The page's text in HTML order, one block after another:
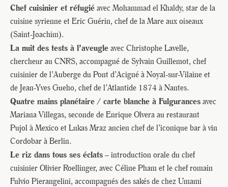
Chef cuisinier et réfugié avec Mohammad el Khaldy, star de la
cuisine syrienne et Eric Guérin, chef de la Mare aux oiseaux
(Saint-Joachim).
La nuit des tests à l’aveugle avec Christophe Lavelle,
chercheur au CNRS, accompagné de Sylvain Guillemot, chef
cuisinier de l’Auberge du Pont d’Acigné à Noyal-sur-Vilaine et
de Jean-Yves Gueho, chef de l’Atlantide 1874 à Nantes.
Quatre mains planétaire / carte blanche à Fulgurances avec
Mariana Villegas, seconde de Enrique Olvera au restaurant
Pujol à Mexico et Lukas Mraz ancien chef de l’iconique bar à vin
Cordobar à Berlin.
Le riz dans tous ses éclats – introduction orale du chef
cuisinier Olivier Roellinger, avec Céline Pham et le chef romain
Fulvio Pierangelini, accompagnés des sakés de chez Umami